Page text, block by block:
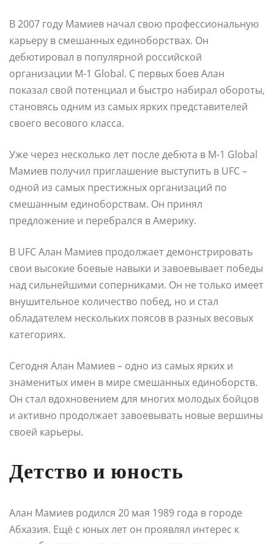
В 2007 году Мамиев начал свою профессиональную
карьеру в смешанных единоборствах. Он
дебютировал в популярной российской
организации M-1 Global. С первых боев Алан
показал свой потенциал и быстро набирал обороты,
становясь одним из самых ярких представителей
своего весового класса.
Уже через несколько лет после дебюта в M-1 Global
Мамиев получил приглашение выступить в UFC –
одной из самых престижных организаций по
смешанным единоборствам. Он принял
предложение и перебрался в Америку.
В UFC Алан Мамиев продолжает демонстрировать
свои высокие боевые навыки и завоевывает победы
над сильнейшими соперниками. Он не только имеет
внушительное количество побед, но и стал
обладателем нескольких поясов в разных весовых
категориях.
Сегодня Алан Мамиев – одно из самых ярких и
знаменитых имен в мире смешанных единоборств.
Он стал вдохновением для многих молодых бойцов
и активно продолжает завоевывать новые вершины
своей карьеры.
Детство и юность
Алан Мамиев родился 20 мая 1989 года в городе
Абхазия. Ещё с юных лет он проявлял интерес к